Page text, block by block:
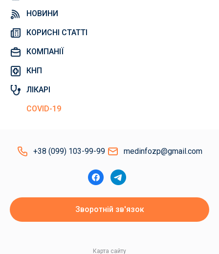
НОВИНИ
КОРИСНІ СТАТТІ
КОМПАНІЇ
КНП
ЛІКАРІ
COVID-19
+38 (099) 103-99-99 medinfozp@gmail.com
Зворотній зв'язок
Карта сайту